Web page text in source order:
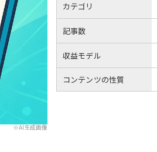
※AI生成画像
カテゴリ
記事数
収益モデル
コンテンツの性質